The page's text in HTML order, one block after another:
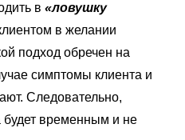
в «ловушку
в желании
подход обречен на
симптомы клиента и
Следовательно,
будет временным и не